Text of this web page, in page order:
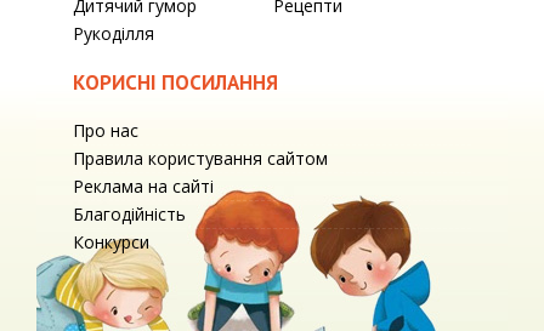
Дитячий гумор
Рецепти
Рукоділля
КОРИСНІ ПОСИЛАННЯ
Про нас
Правила користування сайтом
Реклама на сайті
Благодійність
Конкурси